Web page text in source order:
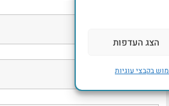
הצג העדפות
בקבצי עוגיות